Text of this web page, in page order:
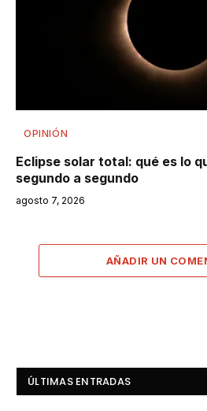
OPINIÓN
Eclipse solar total: qué es lo
segundo a segundo
agosto 7, 2026
AÑADIR UN
ÚLTIMAS ENTRADAS